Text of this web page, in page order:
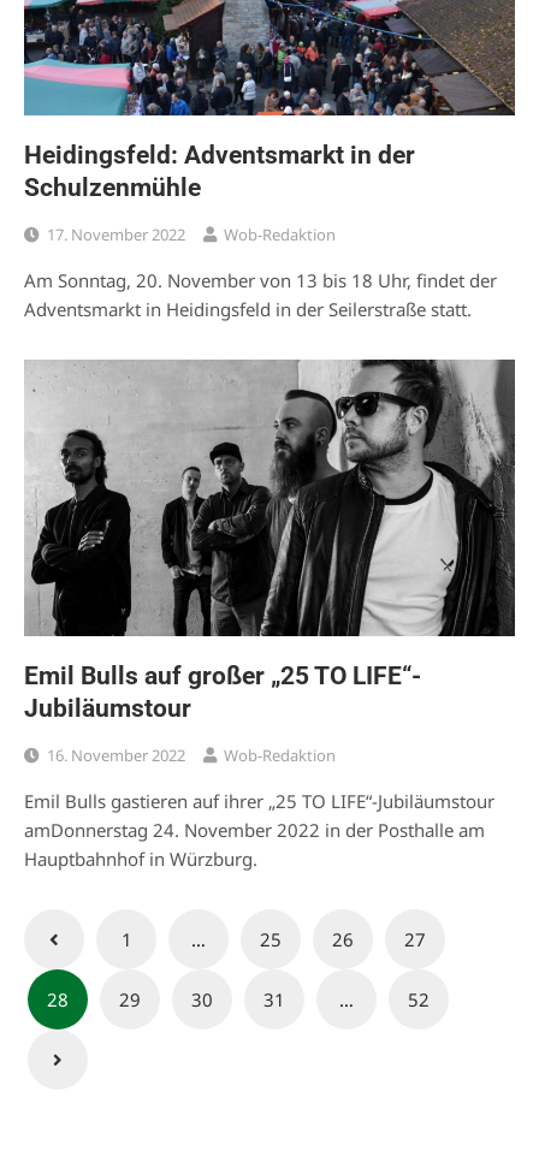
Heidingsfeld: Adventsmarkt in der
Schulzenmühle
17. November 2022 Wob-Redaktion
Am Sonntag, 20. November von 13 bis 18 Uhr, findet der
Adventsmarkt in Heidingsfeld in der Seilerstraße statt.
Emil Bulls auf großer „25 TO LIFE“-
Jubiläumstour
16. November 2022 Wob-Redaktion
Emil Bulls gastieren auf ihrer „25 TO LIFE“-Jubiläumstour
amDonnerstag 24. November 2022 in der Posthalle am
Hauptbahnhof in Würzburg.
Seitennummerierung
der
Beiträge
1 … 25 26 27
28 29 30 31 … 52